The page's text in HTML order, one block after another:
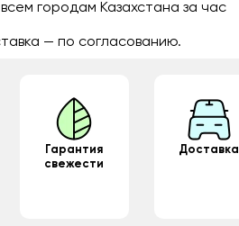
городам Казахстана за час
— по согласованию.
Гарантия
свежести
Доставка